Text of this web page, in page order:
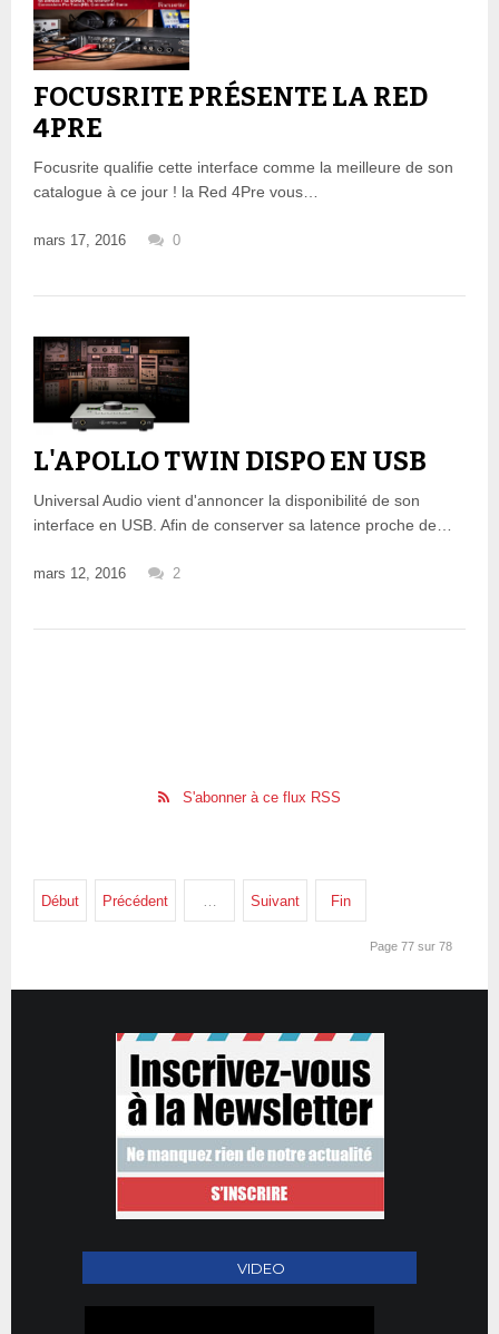
FOCUSRITE PRÉSENTE LA RED
4PRE
Focusrite qualifie cette interface comme la meilleure de son
catalogue à ce jour ! la Red 4Pre vous…
mars 17, 2016 0
L'APOLLO TWIN DISPO EN USB
Universal Audio vient d'annoncer la disponibilité de son
interface en USB. Afin de conserver sa latence proche de…
mars 12, 2016 2
S'abonner à ce flux RSS
Début Précédent Suivant Fin
Page 77 sur 78
VIDEO